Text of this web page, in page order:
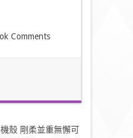
Comments
殼 剛柔並重無懈可